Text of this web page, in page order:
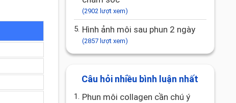
(2902 lượt xem)
5. Hình ảnh môi sau phun 2 ngày
(2857 lượt xem)
Câu hỏi nhiều bình luận nhất
1. Phun môi collagen cần chú ý